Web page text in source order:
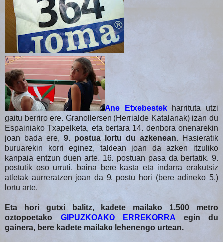
Ane Etxebestekharrituta utzi
gaitu berriro ere. Granollersen (Herrialde Katalanak) izan du
Espainiako Txapelketa, eta bertara 14. denbora onenarekin
joan bada ere, 9. postua lortu du azkenean. Hasieratik
buruarekin korri eginez, taldean joan da azken itzuliko
kanpaia entzun duen arte. 16. postuan pasa da bertatik, 9.
postutik oso urruti, baina bere kasta eta indarra erakutsiz
atletak aurreratzen joan da 9. postu hori (bere adineko 5.)
lortu arte.
Eta hori gutxi balitz, kadete mailako 1.500 metro
oztopoetako GIPUZKOAKO ERREKORRA egin du
gainera, bere kadete mailako lehenengo urtean.